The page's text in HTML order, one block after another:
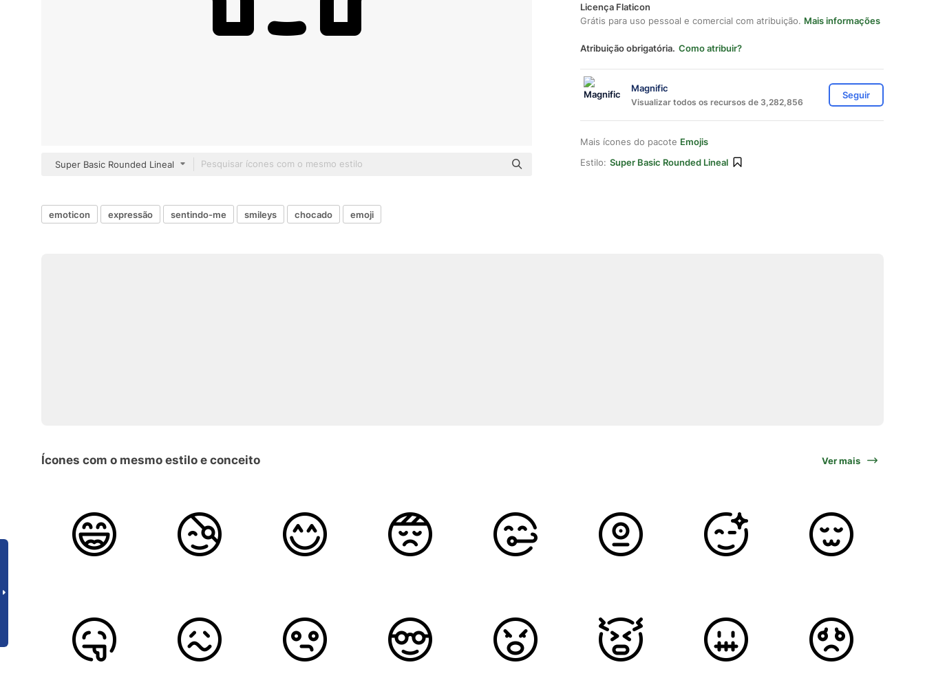
Super Basic Rounded Lineal
Licença Flaticon
Grátis para uso pessoal e comercial com atribuição. Mais informações
Atribuição obrigatória. Como atribuir?
Magnific
Visualizar todos os recursos de 3,282,856
Seguir
Mais ícones do pacote Emojis
Estilo: Super Basic Rounded Lineal
emoticon expressão sentindo-me smileys chocado emoji
Ícones com o mesmo estilo e conceito Ver mais